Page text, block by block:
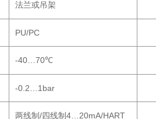
法兰或吊架
PU/PC
-40…70℃
-0.2…1bar
两线制 /四线制 4…20mA/HART